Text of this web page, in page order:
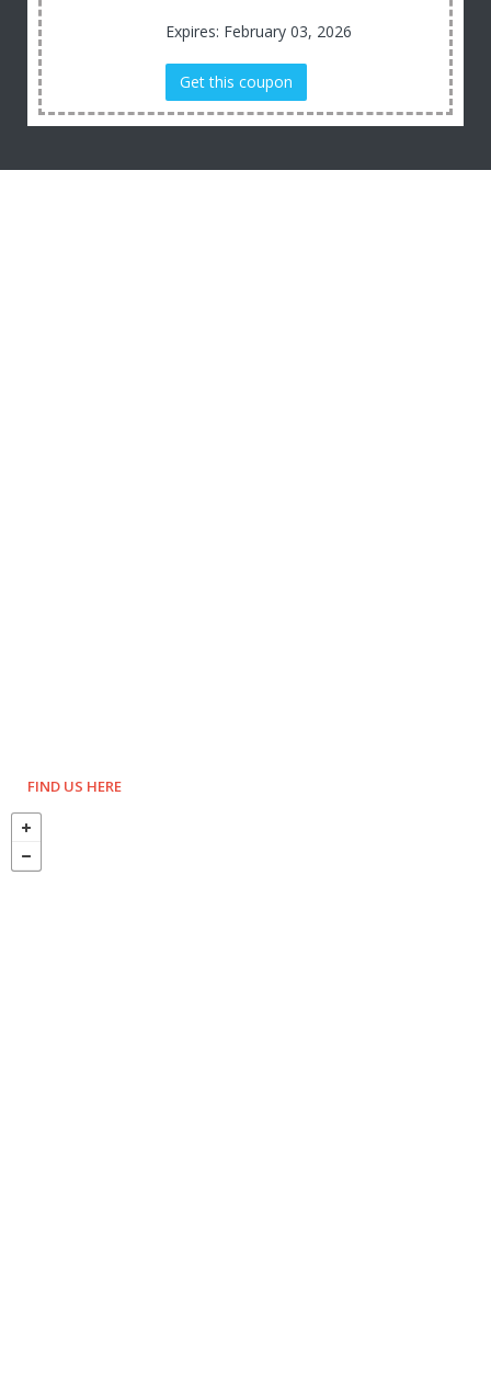
Expires: February 03, 2026
Get this coupon
FIND US HERE